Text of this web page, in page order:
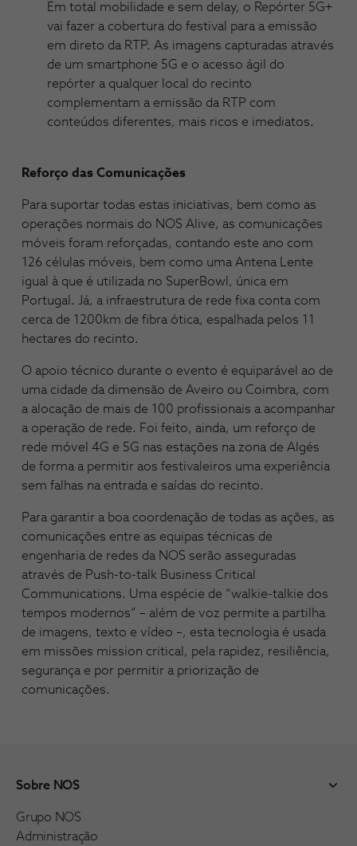
Em total mobilidade e sem delay, o Repórter 5G+
vai fazer a cobertura do festival para a emissão
em direto da RTP. As imagens capturadas através
de um smartphone 5G e o acesso ágil do
repórter a qualquer local do recinto
complementam a emissão da RTP com
conteúdos diferentes, mais ricos e imediatos.
Reforço das Comunicações
Para suportar todas estas iniciativas, bem como as
operações normais do NOS Alive, as comunicações
móveis foram reforçadas, contando este ano com
126 células móveis, bem como uma Antena Lente
igual à que é utilizada no SuperBowl, única em
Portugal. Já, a infraestrutura de rede fixa conta com
cerca de 1200km de fibra ótica, espalhada pelos 11
hectares do recinto.
O apoio técnico durante o evento é equiparável ao de
uma cidade da dimensão de Aveiro ou Coimbra, com
a alocação de mais de 100 profissionais a acompanhar
a operação de rede. Foi feito, ainda, um reforço de
rede móvel 4G e 5G nas estações na zona de Algés
de forma a permitir aos festivaleiros uma experiência
sem falhas na entrada e saídas do recinto.
Para garantir a boa coordenação de todas as ações, as
comunicações entre as equipas técnicas de
engenharia de redes da NOS serão asseguradas
através de Push-to-talk Business Critical
Communications. Uma espécie de “walkie-talkie dos
tempos modernos” – além de voz permite a partilha
de imagens, texto e vídeo –, esta tecnologia é usada
em missões mission critical, pela rapidez, resiliência,
segurança e por permitir a priorização de
comunicações.
Sobre NOS
Grupo NOS
Administração